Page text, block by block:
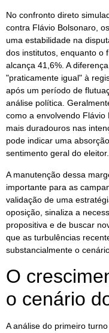
No confronto direto
contra Flávio Bolsonaro,
uma estabilidade na
dos institutos, enquanto o
alcança 41,6%. A
"praticamente igual" à
após um período de
análise política.
como a envolvendo
mais duradouros nas
pode indicar uma
sentimento geral do eleitor.
A manutenção dessa
importante para as
validação de uma
oposição, sinaliza a
propositiva e de buscar
que as turbulências
substancialmente o
O
o cenário
A análise do primeiro